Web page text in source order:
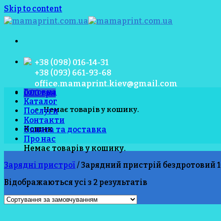
Skip to content
+38 (098) 016-14-31
+38 (093) 661-93-68
office.mamaprint.kiev@gmail.com
0.00грн
Немає товарів у кошику.
Кошик
Немає товарів у кошику.
Головна
Каталог
Послуги
Контакти
Оплата та доставка
Про нас
Зарядні пристрої /Зарядний пристрій бездротовий
Відображаються усі з 2 результатів